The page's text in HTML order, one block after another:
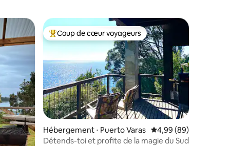
appréciés Coups de cœur voyageurs les plus appréciés
Coup de cœur voyageurs
Hébergement ⋅ Puerto Varas Évaluation moyenne
4,99 (89)
Détends-toi et profite de la magie du Sud